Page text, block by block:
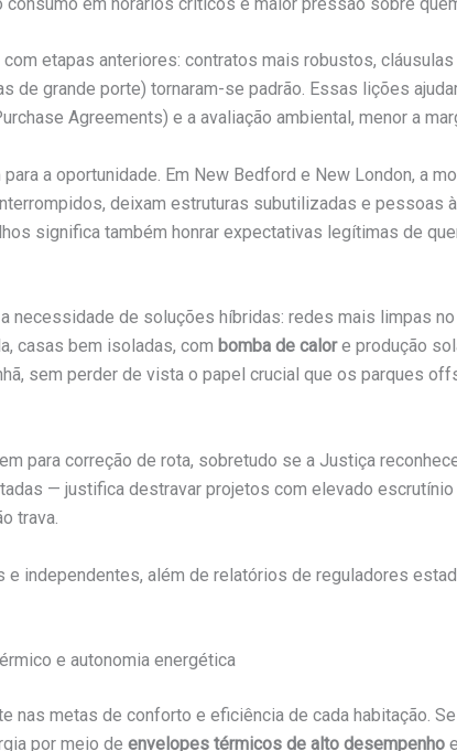
etapas anteriores: contratos mais robustos, cláusulas
grande porte) tornaram-se padrão. Essas lições
Agreements) e a avaliação ambiental, menor a
a oportunidade. Em New Bedford e New London, a
deixam estruturas subutilizadas e pessoas
significa também honrar expectativas legítimas de
necessidade de soluções híbridas: redes mais limpas
casas bem isoladas, com bomba de calore produção
sem perder de vista o papel crucial que os parques
para correção de rota, sobretudo se a Justiça
— justifica destravar projetos com elevado
trava.
e independentes, além de relatórios de reguladores
e autonomia energética
metas de conforto e eficiência de cada habitação.
por meio de envelopes térmicos de alto desempenho